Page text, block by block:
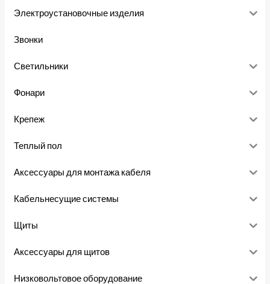
Электроустановочные изделия
Звонки
Светильники
Фонари
Крепеж
Теплый пол
Аксессуары для монтажа кабеля
Кабельнесущие системы
Щиты
Аксессуары для щитов
Низковольтовое оборудование